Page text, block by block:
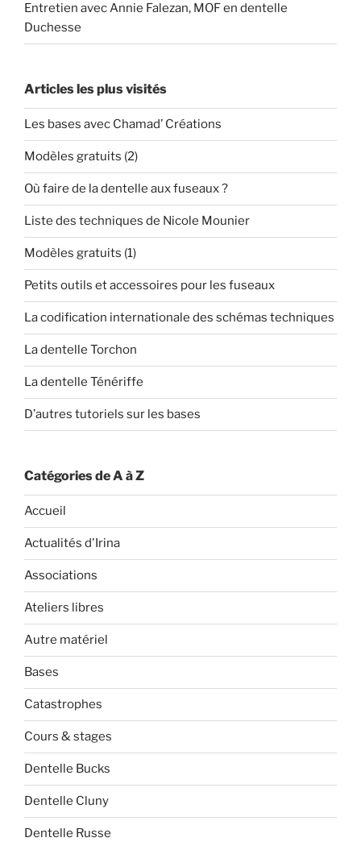
Entretien avec Annie Falezan, MOF en dentelle
Duchesse
Articles les plus visités
Les bases avec Chamad’ Créations
Modèles gratuits (2)
Où faire de la dentelle aux fuseaux ?
Liste des techniques de Nicole Mounier
Modèles gratuits (1)
Petits outils et accessoires pour les fuseaux
La codification internationale des schémas techniques
La dentelle Torchon
La dentelle Ténériffe
D’autres tutoriels sur les bases
Catégories de A à Z
Accueil
Actualités d'Irina
Associations
Ateliers libres
Autre matériel
Bases
Catastrophes
Cours & stages
Dentelle Bucks
Dentelle Cluny
Dentelle Russe